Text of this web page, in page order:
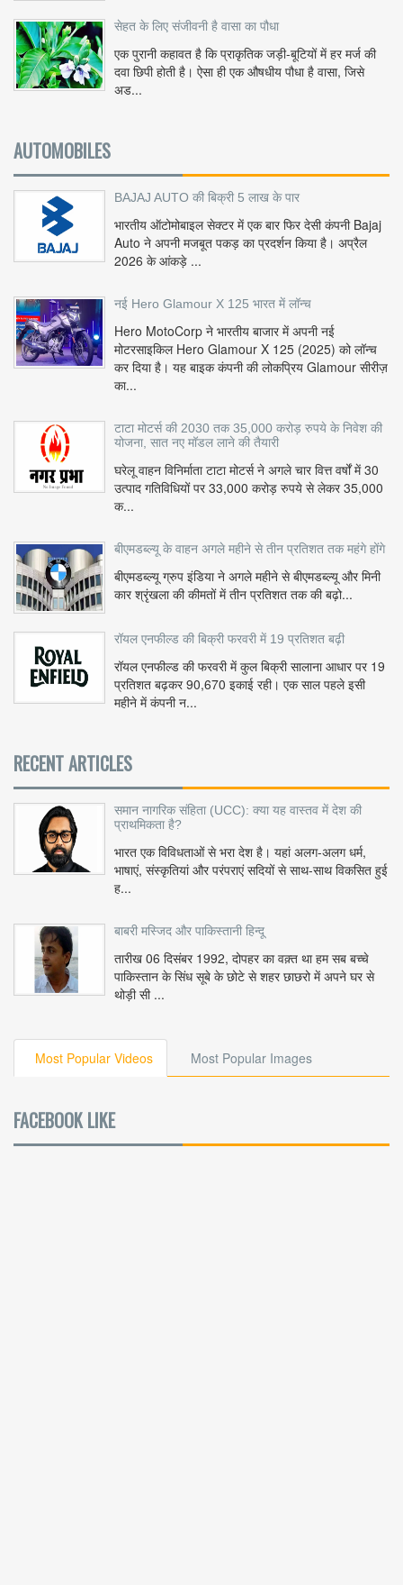
सेहत के लिए संजीवनी है वासा का पौधा
एक पुरानी कहावत है कि प्राकृतिक जड़ी-बूटियों में हर मर्ज की
दवा छिपी होती है। ऐसा ही एक औषधीय पौधा है वासा, जिसे
अड...
AUTOMOBILES
BAJAJ AUTO की बिक्री 5 लाख के पार
भारतीय ऑटोमोबाइल सेक्टर में एक बार फिर देसी कंपनी Bajaj
Auto ने अपनी मजबूत पकड़ का प्रदर्शन किया है। अप्रैल
2026 के आंकड़े ...
नई Hero Glamour X 125 भारत में लॉन्च
Hero MotoCorp ने भारतीय बाजार में अपनी नई
मोटरसाइकिल Hero Glamour X 125 (2025) को लॉन्च
कर दिया है। यह बाइक कंपनी की लोकप्रिय Glamour सीरीज़
का...
टाटा मोटर्स की 2030 तक 35,000 करोड़ रुपये के निवेश की
योजना, सात नए मॉडल लाने की तैयारी
घरेलू वाहन विनिर्माता टाटा मोटर्स ने अगले चार वित्त वर्षों में 30
उत्पाद गतिविधियों पर 33,000 करोड़ रुपये से लेकर 35,000
क...
बीएमडब्ल्यू के वाहन अगले महीने से तीन प्रतिशत तक महंगे होंगे
बीएमडब्ल्यू ग्रुप इंडिया ने अगले महीने से बीएमडब्ल्यू और मिनी
कार श्रृंखला की कीमतों में तीन प्रतिशत तक की बढ़ो...
रॉयल एनफील्ड की बिक्री फरवरी में 19 प्रतिशत बढ़ी
रॉयल एनफील्ड की फरवरी में कुल बिक्री सालाना आधार पर 19
प्रतिशत बढ़कर 90,670 इकाई रही। एक साल पहले इसी
महीने में कंपनी न...
RECENT ARTICLES
समान नागरिक संहिता (UCC): क्या यह वास्तव में देश की
प्राथमिकता है?
भारत एक विविधताओं से भरा देश है। यहां अलग-अलग धर्म,
भाषाएं, संस्कृतियां और परंपराएं सदियों से साथ-साथ विकसित हुई
ह...
बाबरी मस्जिद और पाकिस्तानी हिन्दू
तारीख 06 दिसंबर 1992, दोपहर का वक़्त था हम सब बच्चे
पाकिस्तान के सिंध सूबे के छोटे से शहर छाछरो में अपने घर से
थोड़ी सी ...
Most Popular Videos Most Popular Images
FACEBOOK LIKE